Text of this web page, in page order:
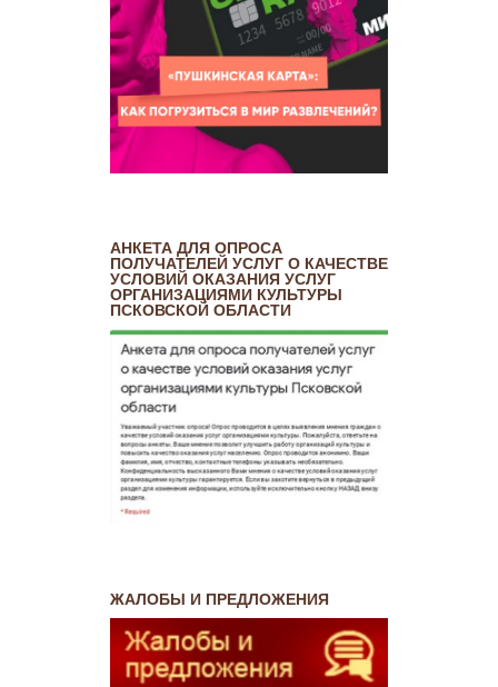
АНКЕТА ДЛЯ ОПРОСА
ПОЛУЧАТЕЛЕЙ УСЛУГ О КАЧЕСТВЕ
УСЛОВИЙ ОКАЗАНИЯ УСЛУГ
ОРГАНИЗАЦИЯМИ КУЛЬТУРЫ
ПСКОВСКОЙ ОБЛАСТИ
ЖАЛОБЫ И ПРЕДЛОЖЕНИЯ